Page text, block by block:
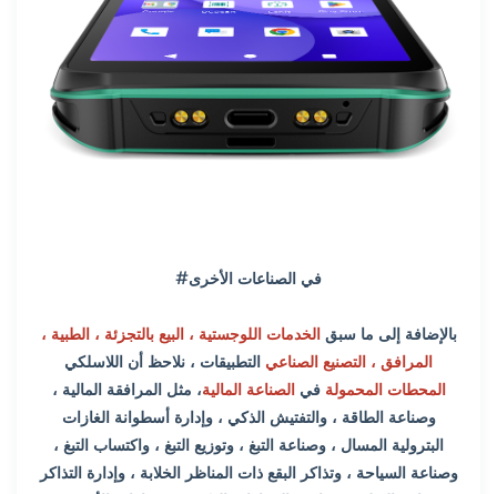
#في الصناعات الأخرى
بالإضافة إلى ما سبقالخدمات اللوجستية ، البيع بالتجزئة ، الطبية ،
المرافق ، التصنيع الصناعي التطبيقات ، نلاحظ أن اللاسلكي
المحطات المحمولة فيالصناعة المالية، مثل المرافقة المالية ،
وصناعة الطاقة ، والتفتيش الذكي ، وإدارة أسطوانة الغازات
البترولية المسال ، وصناعة التبغ ، وتوزيع التبغ ، واكتساب التبغ ،
وصناعة السياحة ، وتذاكر البقع ذات المناظر الخلابة ، وإدارة التذاكر